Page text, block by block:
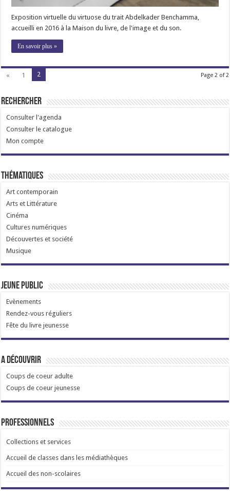
Exposition virtuelle du virtuose du trait Abdelkader Benchamma,
accueilli en 2016 à la Maison du livre, de l'image et du son.
En savoir plus »
Page 2 of 2
« 1 2
Rechercher
Consulter l'agenda
Consulter le catalogue
Mon compte
Thématiques
Art contemporain
Arts et Littérature
Cinéma
Cultures numériques
Découvertes et société
Musique
Jeune public
Evènements
Rendez-vous réguliers
Fête du livre jeunesse
A découvrir
Coups de coeur adulte
Coups de coeur jeunesse
Professionnels
Collections et services
Accueil de classes dans les médiathèques
Accueil des non-scolaires